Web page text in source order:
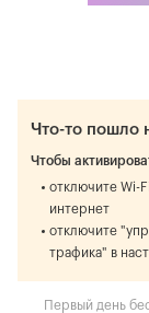
Что-то пошло
Чтобы
отключите Wi-
интернет
отключите
трафика" в
Первый день